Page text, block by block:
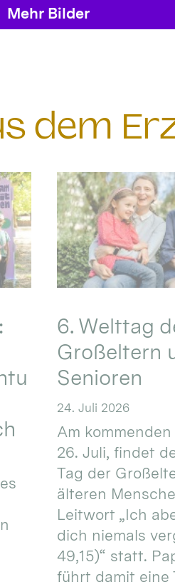
Mehr Bilder
dem
6. Welttag
Großeltern
Senioren
24. Juli 2026
Am
26. Juli, findet
Tag der
älteren
Leitwort „Ich
dich niemals
49,15)“ statt.
führt damit eine